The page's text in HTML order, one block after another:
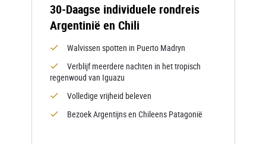
30-Daagse individuele rondreis
Argentinië en Chili
Walvissen spotten in Puerto Madryn
Verblijf meerdere nachten in het tropisch
regenwoud van Iguazu
Volledige vrijheid beleven
Bezoek Argentijns en Chileens Patagonië